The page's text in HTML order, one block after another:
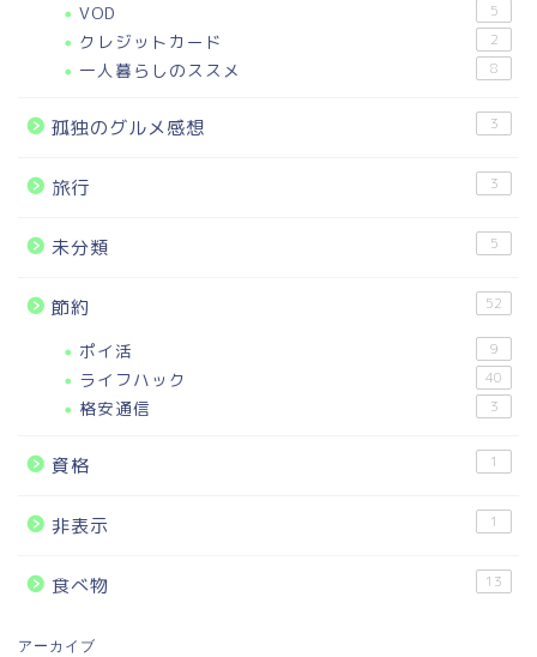
VOD 5
クレジットカード 2
一人暮らしのススメ 8
孤独のグルメ感想 3
旅行 3
未分類 5
節約 52
ポイ活 9
ライフハック 40
格安通信 3
資格 1
非表示 1
食べ物 13
アーカイブ